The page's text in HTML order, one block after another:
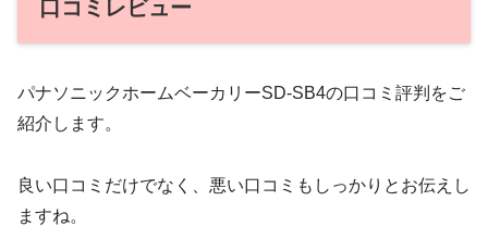
口コミレビュー
パナソニックホームベーカリーSD-SB4の口コミ評判をご
紹介します。
良い口コミだけでなく、悪い口コミもしっかりとお伝えし
ますね。